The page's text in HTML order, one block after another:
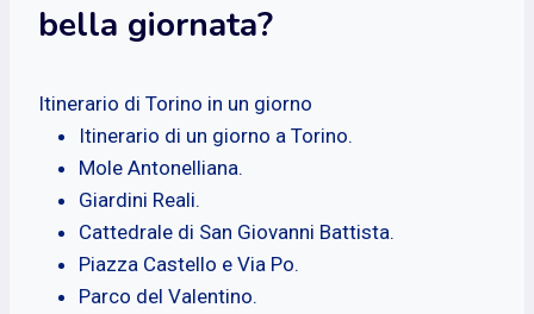
bella giornata?
Itinerario di Torino in un giorno
Itinerario di un giorno a Torino.
Mole Antonelliana.
Giardini Reali.
Cattedrale di San Giovanni Battista.
Piazza Castello e Via Po.
Parco del Valentino.